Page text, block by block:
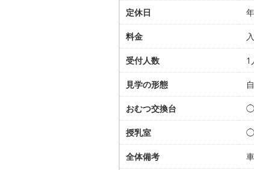
定休日
料金
受付人数 1
見学の形態
おむつ交換台 ◯
授乳室 ◯
全体備考